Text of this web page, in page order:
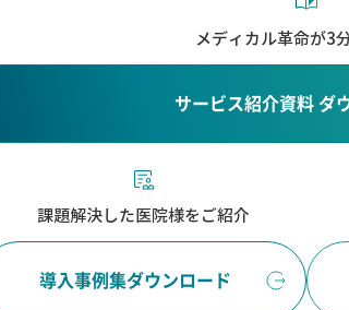
メディカル革命が3
サービス紹介資料 ダ
課題解決した医院様をご紹介
導入事例集ダウンロード